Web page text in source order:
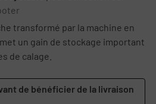
transformé par la machine en
un gain de stockage important
de calage.
de bénéficier de la livraison